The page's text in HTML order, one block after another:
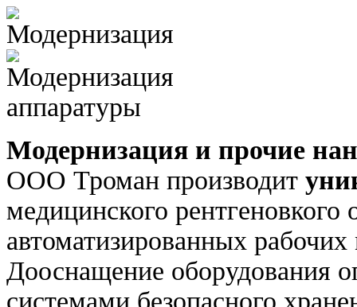
Модернизация и прочие
ООО Троман производит
медицинского рентгеновкого
автоматизированных
Дооснащение оборудования